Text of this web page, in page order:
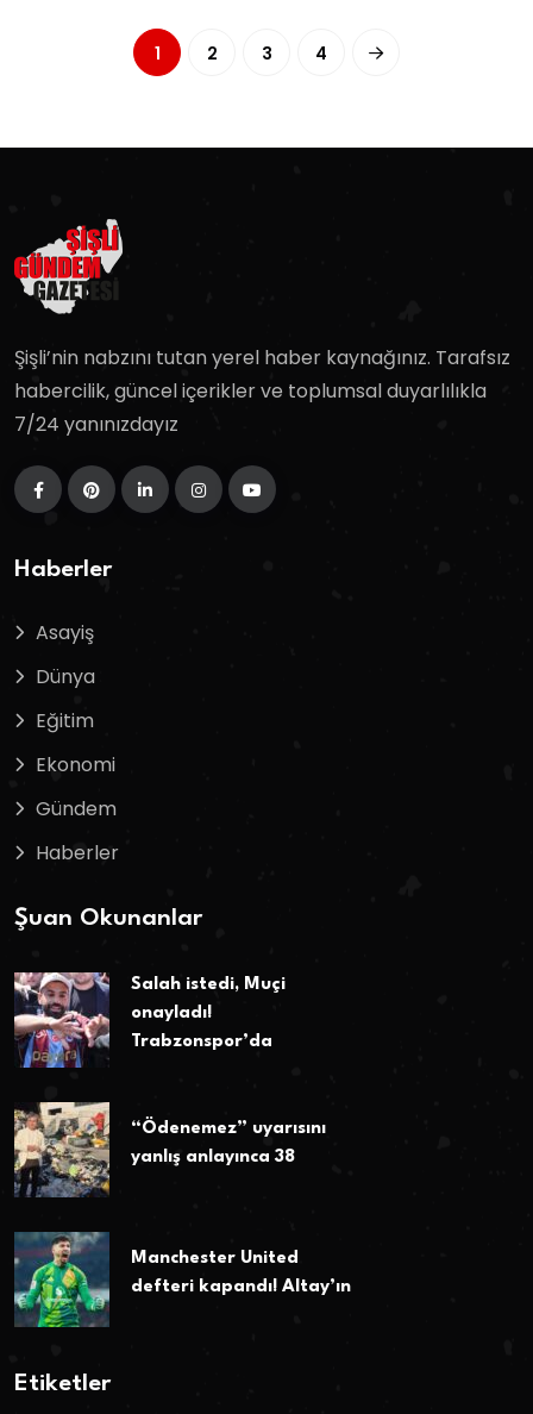
1 2 3 4
Şişli’nin nabzını tutan yerel haber kaynağınız. Tarafsız
habercilik, güncel içerikler ve toplumsal duyarlılıkla
7/24 yanınızdayız
Haberler
Asayiş
Dünya
Eğitim
Ekonomi
Gündem
Haberler
Şuan Okunanlar
Salah istedi, Muçi
onayladı!
Trabzonspor’da
“Ödenemez” uyarısını
yanlış anlayınca 38
Manchester United
defteri kapandı! Altay’ın
Etiketler